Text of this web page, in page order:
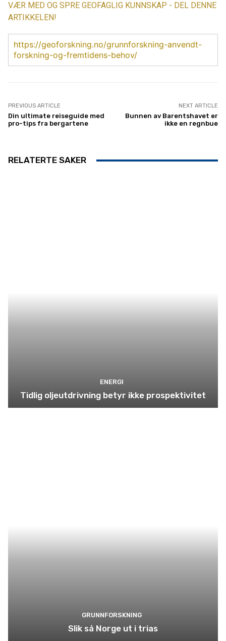
VÆR MED OG SPRE GEOFAGLIG KUNNSKAP - DEL DENNE
ARTIKKELEN!
https://geoforskning.no/grunnforskning-anvendt-
forskning-og-fremtidens-behov/
PREVIOUS ARTICLE
Din ultimate reiseguide med
pro-tips fra bergartene
NEXT ARTICLE
Bunnen av Barentshavet er
ikke en regnbue
RELATERTE SAKER
ENERGI
Tidlig oljeutdrivning betyr ikke prospektivitet
GRUNNFORSKNING
Slik så Norge ut i trias